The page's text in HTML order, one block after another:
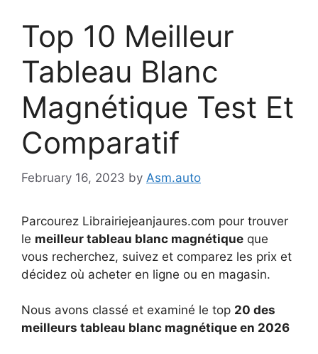
Top 10 Meilleur
Tableau Blanc
Magnétique Test Et
Comparatif
February 16, 2023 by Asm.auto
Parcourez Librairiejeanjaures.com pour trouver
le meilleur tableau blanc magnétique que
vous recherchez, suivez et comparez les prix et
décidez où acheter en ligne ou en magasin.
Nous avons classé et examiné le top 20 des
meilleurs tableau blanc magnétique en 2026